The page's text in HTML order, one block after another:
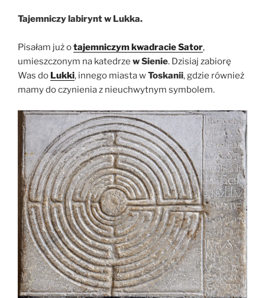
Tajemniczy labirynt w Lukka.
Pisałam już otajemniczym kwadracie Sator,
umieszczonym na katedrze w Sienie. Dzisiaj zabiorę
Was do Lukki, innego miasta wToskanii, gdzie również
mamy do czynienia z nieuchwytnym symbolem.